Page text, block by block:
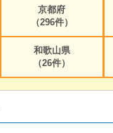
京都府
（296件）
和歌山県
（26件）